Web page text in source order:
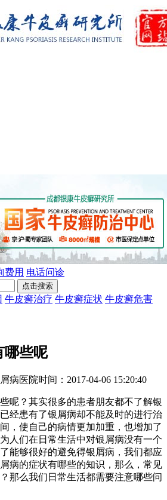
费用 电话问诊
牛皮癣治疗 牛皮癣症状 牛皮癣危害
哪些呢
病医院时间：2017-04-06 15:20:40
呢？其实很多的患者朋友都不了解银
经患有了银屑病却不能及时的进行治
，使自己的病情更加加重，也增加了
人们在日常生活中对银屑病没有一个
能够很好的避免得银屑病，我们都应
病的症状有哪些的知识，那么，常见
那么我们日常生活都需要注意哪些问